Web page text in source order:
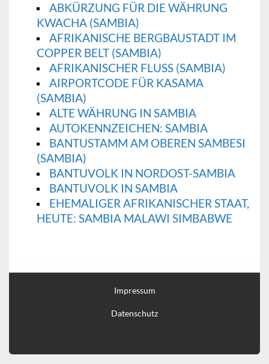
ABKÜRZUNG FÜR DIE WÄHRUNG
KWACHA (SAMBIA)
AFRIKANISCHE BERGBAUSTADT IM
COPPER BELT (SAMBIA)
AFRIKANISCHER FLUSS (SAMBIA)
AIRPORTCODE FÜR KASAMA
(SAMBIA)
ALTE WÄHRUNG IN SAMBIA
AUTOKENNZEICHEN: SAMBIA
BANTUSTAMM AM OBEREN SAMBESI
(SAMBIA)
BANTUVOLK IN NORDOST-SAMBIA
BANTUVOLK IN SAMBIA
EHEMALIGER AFRIKANISCHER STAAT,
HEUTE: SAMBIA MALAWI SIMBABWE
Impressum
Datenschutz